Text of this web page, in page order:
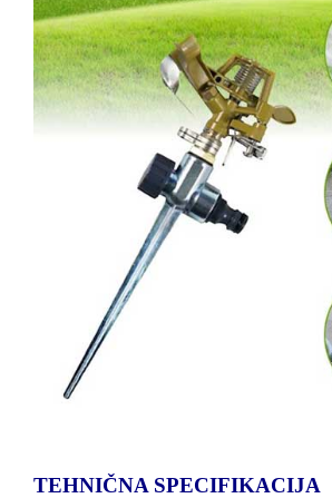
TEHNIČNA SPECIFIKACIJA